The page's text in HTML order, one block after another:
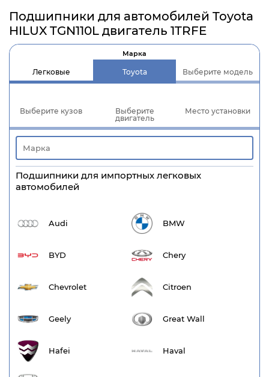
Подшипники для автомобилей Toyota
HILUX TGN110L двигатель 1TRFE
Легковые
Марка
Toyota Выберите модель
Выберите кузов
Выберите
двигатель
Место установки
Подшипники для импортных легковых
автомобилей
Audi BMW
BYD Chery
Chevrolet Citroen
Geely Great Wall
Hafei Haval